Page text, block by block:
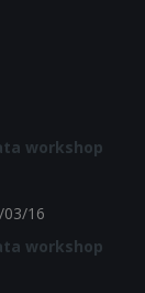
workshop
03/16
workshop